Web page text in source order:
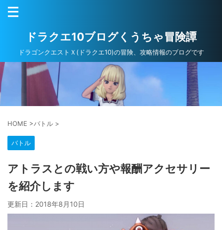
ドラクエ10ブログくうちゃ冒険譚
ドラゴンクエストＸ(ドラクエ10)の冒険、攻略情報のブログです
HOME >バトル >
バトル
アトラスとの戦い方や報酬アクセサリー
を紹介します
更新日： 2018年8月10日